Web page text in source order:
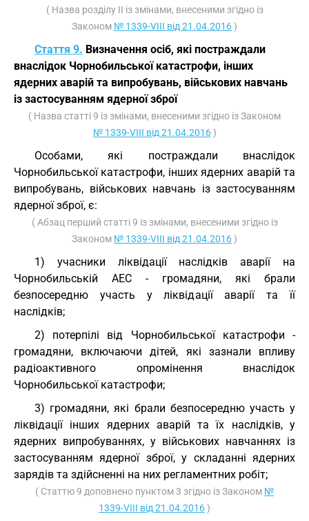
( Назва розділу II із змінами, внесеними згідно із
Законом № 1339-VIII від 21.04.2016)
Стаття 9. Визначення осіб, які постраждали
внаслідок Чорнобильської катастрофи, інших
ядерних аварій та випробувань, військових навчань
із застосуванням ядерної зброї
( Назва статті 9 із змінами, внесеними згідно із Законом
№ 1339-VIII від 21.04.2016)
Особами, які постраждали внаслідок
Чорнобильської катастрофи, інших ядерних аварій та
випробувань, військових навчань із застосуванням
ядерної зброї, є:
( Абзац перший статті 9 із змінами, внесеними згідно із
Законом № 1339-VIII від 21.04.2016)
1) учасники ліквідації наслідків аварії на
Чорнобильській АЕС - громадяни, які брали
безпосередню участь у ліквідації аварії та її
наслідків;
2) потерпілі від Чорнобильської катастрофи -
громадяни, включаючи дітей, які зазнали впливу
радіоактивного опромінення внаслідок
Чорнобильської катастрофи;
3) громадяни, які брали безпосередню участь у
ліквідації інших ядерних аварій та їх наслідків, у
ядерних випробуваннях, у військових навчаннях із
застосуванням ядерної зброї, у складанні ядерних
зарядів та здійсненні на них регламентних робіт;
( Статтю 9 доповнено пунктом 3 згідно із Законом №
1339-VIII від 21.04.2016)